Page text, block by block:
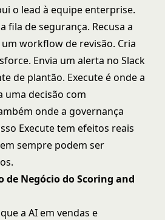
o lead à equipe enterprise.
fila de segurança. Recusa a
workflow de revisão. Cria
Envia um alerta no Slack
de plantão. Execute é onde a
uma decisão com
onde a governança
Execute tem efeitos reais
sempre podem ser
de Negócio do Scoring and
a AI em vendas e